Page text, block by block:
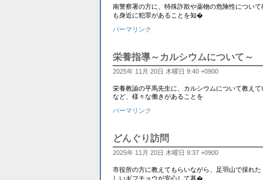
南警察署の方に、特殊詐欺や薬物の危険性につい
も身近に犯罪があることを知�
パーマリンク
栄養指導～カルシウムについて～
2025年 11月 20日 木曜日 9:40 +0900
栄養教諭の平馬先生に、カルシウムについて教え
など、様々な働きがあることを
パーマリンク
どんぐり訪問
2025年 11月 20日 木曜日 9:37 +0900
市役所の方に教えてもらいながら、足羽山で採れ
しいギフチョウが安心して暮�